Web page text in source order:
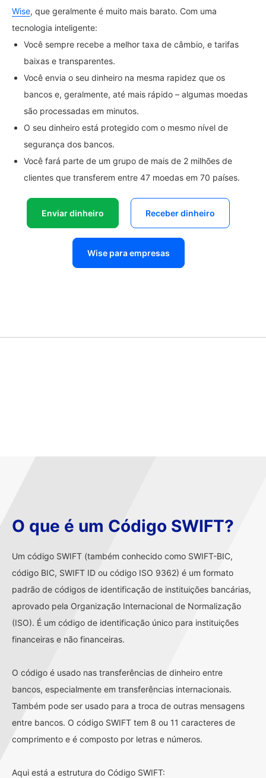
Wise, que geralmente é muito mais barato. Com uma
tecnologia inteligente:
Você sempre recebe a melhor taxa de câmbio, e tarifas
baixas e transparentes.
Você envia o seu dinheiro na mesma rapidez que os
bancos e, geralmente, até mais rápido – algumas moedas
são processadas em minutos.
O seu dinheiro está protegido com o mesmo nível de
segurança dos bancos.
Você fará parte de um grupo de mais de 2 milhões de
clientes que transferem entre 47 moedas em 70 países.
Enviar dinheiro Receber dinheiro
Wise para empresas
O que é um Código SWIFT?
Um código SWIFT (também conhecido como SWIFT-BIC,
código BIC, SWIFT ID ou código ISO 9362) é um formato
padrão de códigos de identificação de instituições bancárias,
aprovado pela Organização Internacional de Normalização
(ISO). É um código de identificação único para instituições
financeiras e não financeiras.
O código é usado nas transferências de dinheiro entre
bancos, especialmente em transferências internacionais.
Também pode ser usado para a troca de outras mensagens
entre bancos. O código SWIFT tem 8 ou 11 caracteres de
comprimento e é composto por letras e números.
Aqui está a estrutura do Código SWIFT: